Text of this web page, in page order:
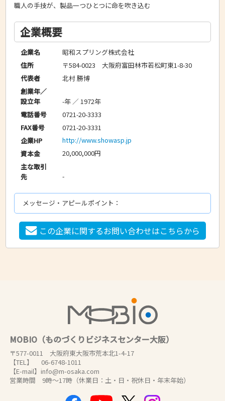
職人の手技が、製品一つひとつに命を吹き込む
企業概要
企業名
昭和スプリング株式会社
住所
〒584-0023 大阪府富田林市若松町東1-8-30
代表者
北村 勝博
創業年／
設立年
-年 ／ 1972年
電話番号
0721-20-3333
FAX番号
0721-20-3331
企業HP
http://www.showasp.jp
資本金
20,000,000円
主な取引
先
-
メッセージ・アピールポイント：
この企業に関するお問い合わせはこちらから
MOBIO（ものづくりビジネスセンター大阪）
〒577-0011 大阪府東大阪市荒本北1-4-17
【TEL】 06-6748-1011
【E-mail】info@m-osaka.com
営業時間 9時～17時（休業日：土・日・祝休日・年末年始）